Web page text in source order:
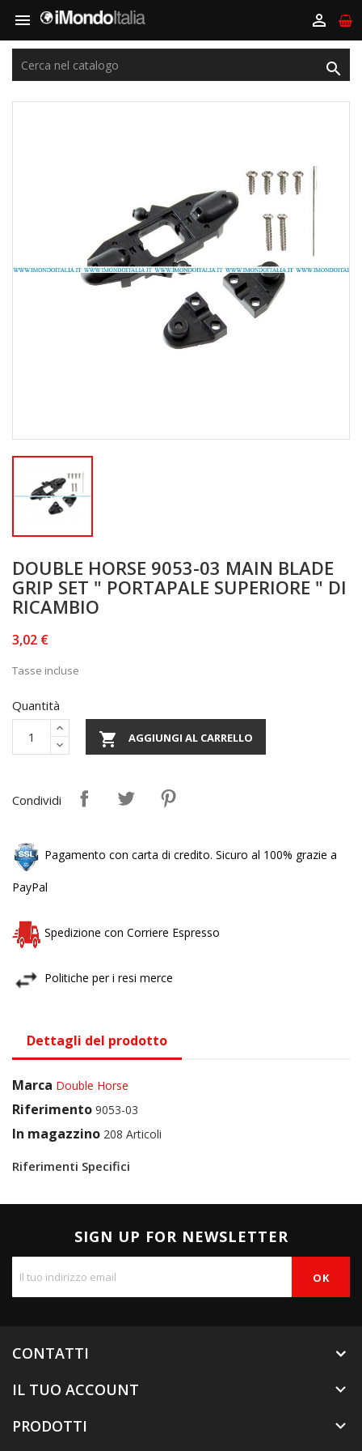
 

DOUBLE HORSE 9053-03 MAIN BLADE
GRIP SET " PORTAPALE SUPERIORE " DI
RICAMBIO
3,02 €
Tasse incluse
Quantità
 AGGIUNGI AL CARRELLO
Condividi
Pagamento con carta di credito. Sicuro al 100% grazie a
PayPal
Spedizione con Corriere Espresso
Politiche per i resi merce
Dettagli del prodotto
Marca Double Horse
Riferimento 9053-03
In magazzino 208 Articoli
Riferimenti Specifici
SIGN UP FOR NEWSLETTER
CONTATTI
IL TUO ACCOUNT

PRODOTTI 